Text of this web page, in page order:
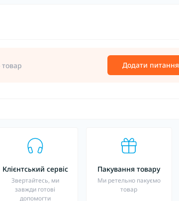
Додати питання
Клієнтський сервіс
Звертайтесь, ми
завжди готові
допомогти
Пакування товару
Ми ретельно пакуємо
товар